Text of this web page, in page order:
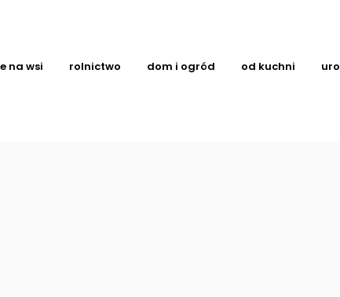
na wsi rolnictwo dom i ogród od kuchni